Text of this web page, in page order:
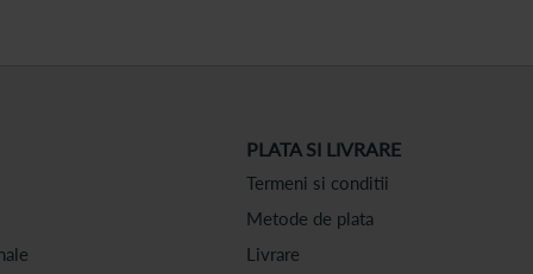
PLATA SI LIVRARE
Termeni si conditii
Metode de plata
Livrare